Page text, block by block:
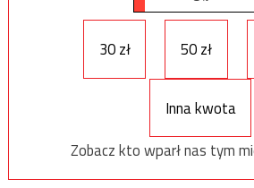
30 zł 50 zł
Inna kwota
Zobacz kto wparł nas tym